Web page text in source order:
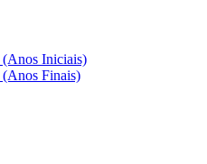
(Anos Iniciais)
(Anos Finais)